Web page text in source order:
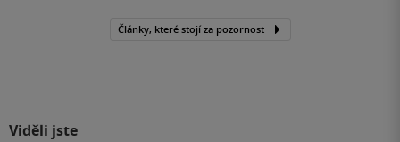
Články, které stojí za pozornost
Viděli jste